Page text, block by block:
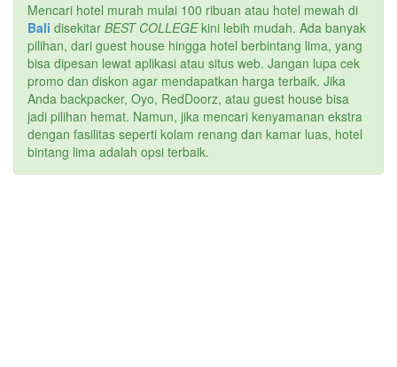
Mencari hotel murah mulai 100 ribuan atau hotel mewah di
Bali disekitar BEST COLLEGEkini lebih mudah. Ada banyak
pilihan, dari guest house hingga hotel berbintang lima, yang
bisa dipesan lewat aplikasi atau situs web. Jangan lupa cek
promo dan diskon agar mendapatkan harga terbaik. Jika
Anda backpacker, Oyo, RedDoorz, atau guest house bisa
jadi pilihan hemat. Namun, jika mencari kenyamanan ekstra
dengan fasilitas seperti kolam renang dan kamar luas, hotel
bintang lima adalah opsi terbaik.